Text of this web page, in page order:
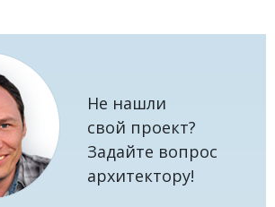
Не нашли
свой проект?
Задайте вопрос
архитектору!